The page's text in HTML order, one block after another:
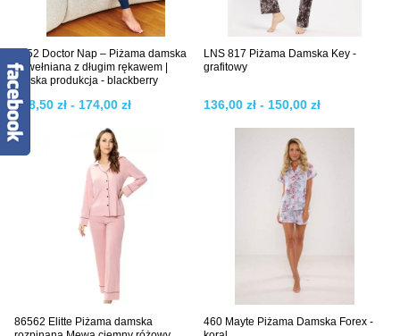
7352 Doctor Nap – Piżama damska
bawełniana z długim rękawem |
Polska produkcja - blackberry
168,50 zł - 174,00 zł
LNS 817 Piżama Damska Key -
grafitowy
136,00 zł - 150,00 zł
86562 Elitte Piżama damska
460 Mayte Piżama Damska Forex -